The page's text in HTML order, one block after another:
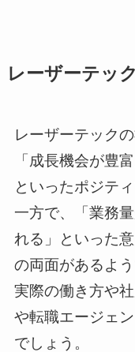
レーザーテッ
レーザーテック
「成長機会が豊
といったポジテ
一方で、「業務
れる」といった
の両面があるよう
実際の働き方や
や転職エージェ
でしょう。